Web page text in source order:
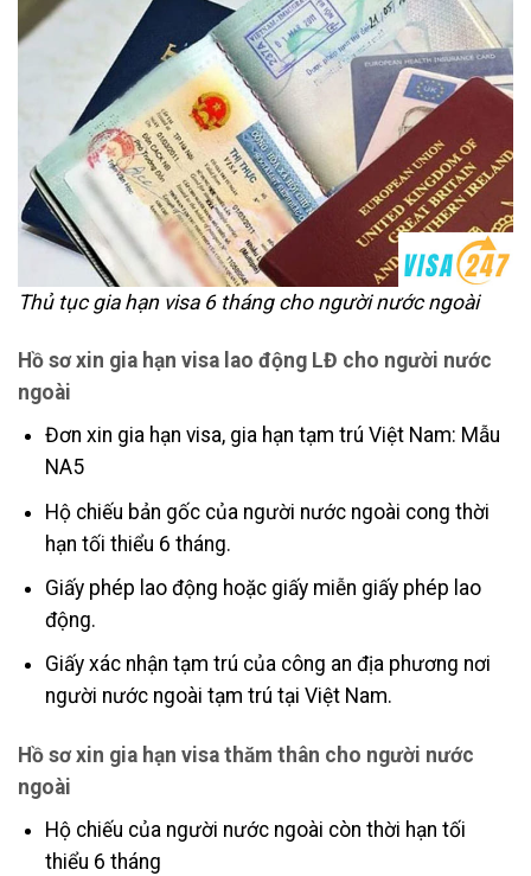
Thủ tục gia hạn visa 6 tháng cho người nước ngoài
Hồ sơ xin gia hạn visa lao động LĐ cho người nước
ngoài
Đơn xin gia hạn visa, gia hạn tạm trú Việt Nam: Mẫu
NA5
Hộ chiếu bản gốc của người nước ngoài cong thời
hạn tối thiểu 6 tháng.
Giấy phép lao động hoặc giấy miễn giấy phép lao
động.
Giấy xác nhận tạm trú của công an địa phương nơi
người nước ngoài tạm trú tại Việt Nam.
Hồ sơ xin gia hạn visa thăm thân cho người nước
ngoài
Hộ chiếu của người nước ngoài còn thời hạn tối
thiểu 6 tháng